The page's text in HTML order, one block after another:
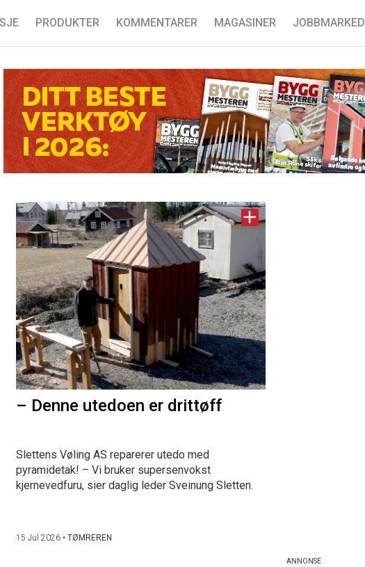
PRODUKTER KOMMENTARER MAGASINER JOBBMARKED
– Denne utedoen er drittøff
Slettens Vøling AS reparerer utedo med
pyramidetak! – Vi bruker supersenvokst
kjernevedfuru, sier daglig leder Sveinung Sletten.
15 Jul 2026• TØMREREN